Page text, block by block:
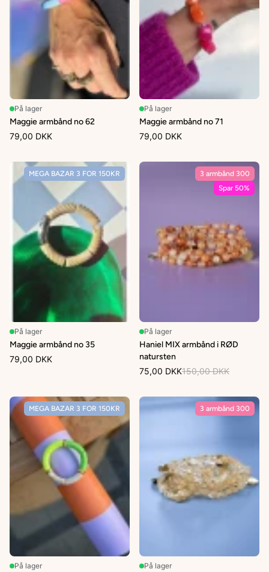
På lager
Maggie armbånd no 62
79,00 DKK
På lager
Maggie armbånd no 71
79,00 DKK
MEGA BAZAR 3 FOR 150KR
På lager
Maggie armbånd no 35
79,00 DKK
3 armbånd 300
Spar 50%
På lager
Haniel MIX armbånd i RØD
natursten
75,00 DKK150,00 DKK
MEGA BAZAR 3 FOR 150KR
På lager
3 armbånd 300
På lager